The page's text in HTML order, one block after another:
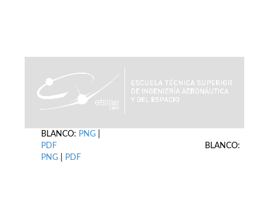
BLANCO: PNG
PDF BLANCO:
PNG
PDF